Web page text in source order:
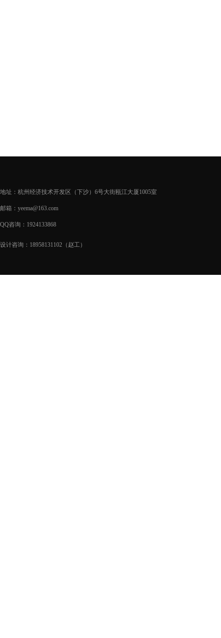
地址：杭州经济技术开发区（下沙）6号大街瓯江大厦1005室
邮箱：yeema@163.com
QQ咨询：1924133868
设计咨询：18958131102（赵工）